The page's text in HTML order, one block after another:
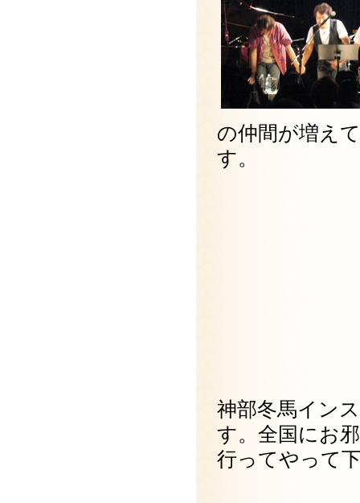
の仲間が増え
す。
神部冬馬イン
す。全国にお
行ってやって